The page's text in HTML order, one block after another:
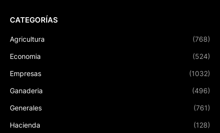
CATEGORÍAS
Agricultura (768)
Economia (524)
Empresas (1032)
Ganaderia (496)
Generales (761)
Hacienda (128)